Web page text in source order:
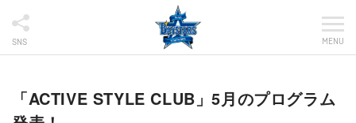
SNS MENU
「ACTIVE STYLE CLUB」5月のプログラム